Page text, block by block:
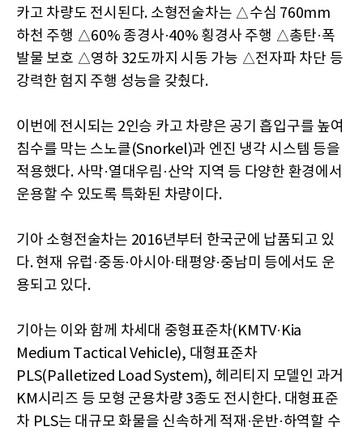
카고 차량도 전시된다. 소형전술차는 △수심 760mm
하천 주행 △60% 종경사·40% 횡경사 주행 △총탄·폭
발물 보호 △영하 32도까지 시동 가능 △전자파 차단 등
강력한 험지 주행 성능을 갖췄다.
이번에 전시되는 2인승 카고 차량은 공기 흡입구를 높여
침수를 막는 스노클(Snorkel)과 엔진 냉각 시스템 등을
적용했다. 사막·열대우림·산악 지역 등 다양한 환경에서
운용할 수 있도록 특화된 차량이다.
기아 소형전술차는 2016년부터 한국군에 납품되고 있
다. 현재 유럽·중동·아시아·태평양·중남미 등에서도 운
용되고 있다.
기아는 이와 함께 차세대 중형표준차(KMTV·Kia
Medium Tactical Vehicle), 대형표준차
PLS(Palletized Load System), 헤리티지 모델인 과거
KM시리즈 등 모형 군용차량 3종도 전시한다. 대형표준
차 PLS는 대규모 화물을 신속하게 적재·운반·하역할 수